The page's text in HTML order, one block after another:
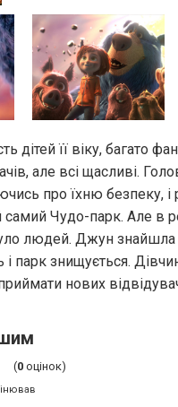
дітей її віку, багато
але всі щасливі.
про їхню безпеку,
Чудо-парк. Але в
людей. Джун знайшла
і парк знищується.
нових
(0 оцінок)